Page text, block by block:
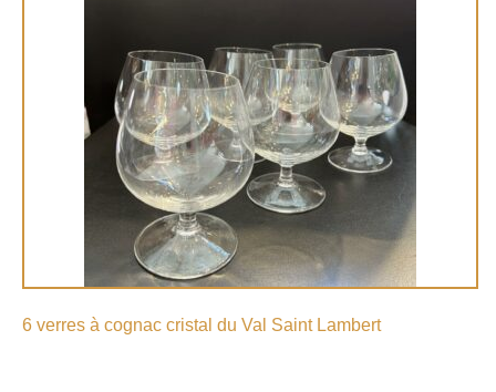
6 verres à cognac cristal du Val Saint Lambert